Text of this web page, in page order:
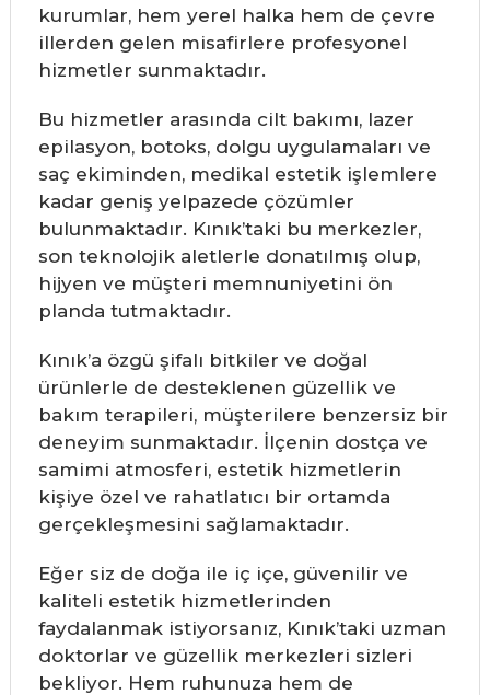
kurumlar, hem yerel halka hem de çevre
illerden gelen misafirlere profesyonel
hizmetler sunmaktadır.
Bu hizmetler arasında cilt bakımı, lazer
epilasyon, botoks, dolgu uygulamaları ve
saç ekiminden, medikal estetik işlemlere
kadar geniş yelpazede çözümler
bulunmaktadır. Kınık’taki bu merkezler,
son teknolojik aletlerle donatılmış olup,
hijyen ve müşteri memnuniyetini ön
planda tutmaktadır.
Kınık’a özgü şifalı bitkiler ve doğal
ürünlerle de desteklenen güzellik ve
bakım terapileri, müşterilere benzersiz bir
deneyim sunmaktadır. İlçenin dostça ve
samimi atmosferi, estetik hizmetlerin
kişiye özel ve rahatlatıcı bir ortamda
gerçekleşmesini sağlamaktadır.
Eğer siz de doğa ile iç içe, güvenilir ve
kaliteli estetik hizmetlerinden
faydalanmak istiyorsanız, Kınık’taki uzman
doktorlar ve güzellik merkezleri sizleri
bekliyor. Hem ruhunuza hem de